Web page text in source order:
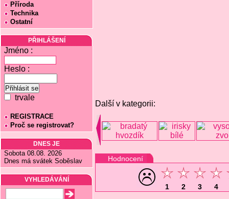
Příroda
Technika
Ostatní
PŘIHLÁŠENÍ
Jméno :
Heslo :
trvale
REGISTRACE
Proč se registrovat?
DNES JE
Sobota 08.08. 2026
Dnes má svátek Soběslav
VYHLEDÁVÁNÍ
Další v kategorii:
Hodnocení
1 2 3 4